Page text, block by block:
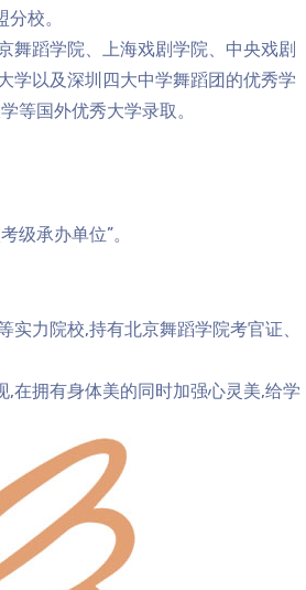
校。
舞蹈学院、上海戏剧学院、中央戏剧
学以及深圳四大中学舞蹈团的优秀学
等国外优秀大学录取。
级承办单位”。
力院校,持有北京舞蹈学院考官证、
在拥有身体美的同时加强心灵美,给学